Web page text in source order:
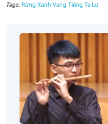
Tags:Rừng Xanh Vang Tiếng Ta Lư